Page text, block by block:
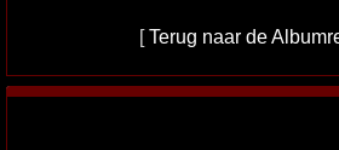
[Terug naar de